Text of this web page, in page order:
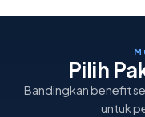
Pilih
Bandingkan benefit
untuk